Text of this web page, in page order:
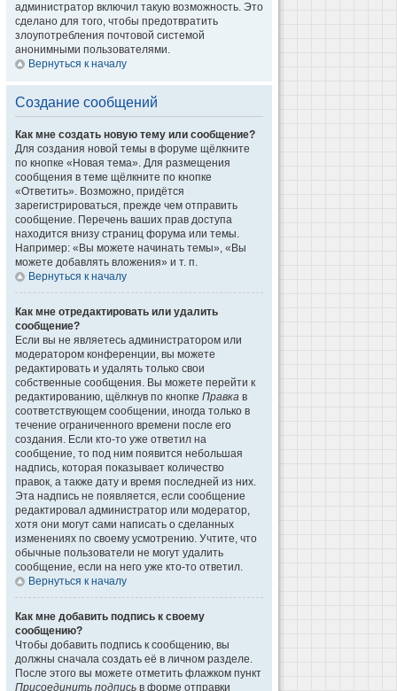
администратор включил такую возможность. Это
сделано для того, чтобы предотвратить
злоупотребления почтовой системой
анонимными пользователями.
Вернуться к началу
Создание сообщений
Как мне создать новую тему или сообщение?
Для создания новой темы в форуме щёлкните
по кнопке «Новая тема». Для размещения
сообщения в теме щёлкните по кнопке
«Ответить». Возможно, придётся
зарегистрироваться, прежде чем отправить
сообщение. Перечень ваших прав доступа
находится внизу страниц форума или темы.
Например: «Вы можете начинать темы», «Вы
можете добавлять вложения» и т. п.
Вернуться к началу
Как мне отредактировать или удалить
сообщение?
Если вы не являетесь администратором или
модератором конференции, вы можете
редактировать и удалять только свои
собственные сообщения. Вы можете перейти к
редактированию, щёлкнув по кнопке Правка в
соответствующем сообщении, иногда только в
течение ограниченного времени после его
создания. Если кто-то уже ответил на
сообщение, то под ним появится небольшая
надпись, которая показывает количество
правок, а также дату и время последней из них.
Эта надпись не появляется, если сообщение
редактировал администратор или модератор,
хотя они могут сами написать о сделанных
изменениях по своему усмотрению. Учтите, что
обычные пользователи не могут удалить
сообщение, если на него уже кто-то ответил.
Вернуться к началу
Как мне добавить подпись к своему
сообщению?
Чтобы добавить подпись к сообщению, вы
должны сначала создать её в личном разделе.
После этого вы можете отметить флажком пункт
Присоединить подпись в форме отправки